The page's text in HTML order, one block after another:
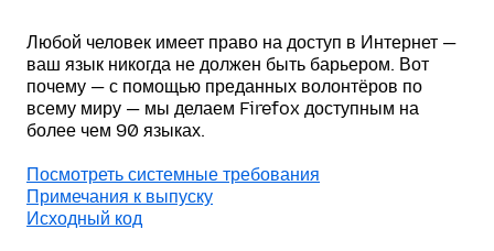
Любой человек имеет право на доступ в Интернет —
ваш язык никогда не должен быть барьером. Вот
почему — с помощью преданных волонтёров по
всему миру — мы делаем Firefox доступным на
более чем 90 языках.
Посмотреть системные требования
Примечания к выпуску
Исходный код